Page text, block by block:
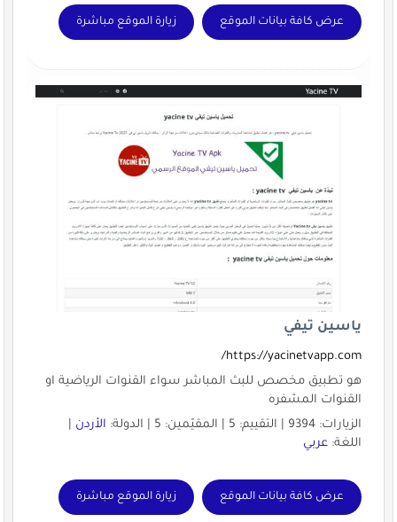
عرض كافة بيانات الموقع زيارة الموقع مباشرة
ياسين تيفي
https://yacinetvapp.com/
هو تطبيق مخصص للبث المباشر سواء القنوات الرياضية او
القنوات المشفره
الزيارات: 9394 | التقييم: 5 | المقيّمين: 5 | الدولة:
الأردن|
اللغة: عربي
عرض كافة بيانات الموقع زيارة الموقع مباشرة